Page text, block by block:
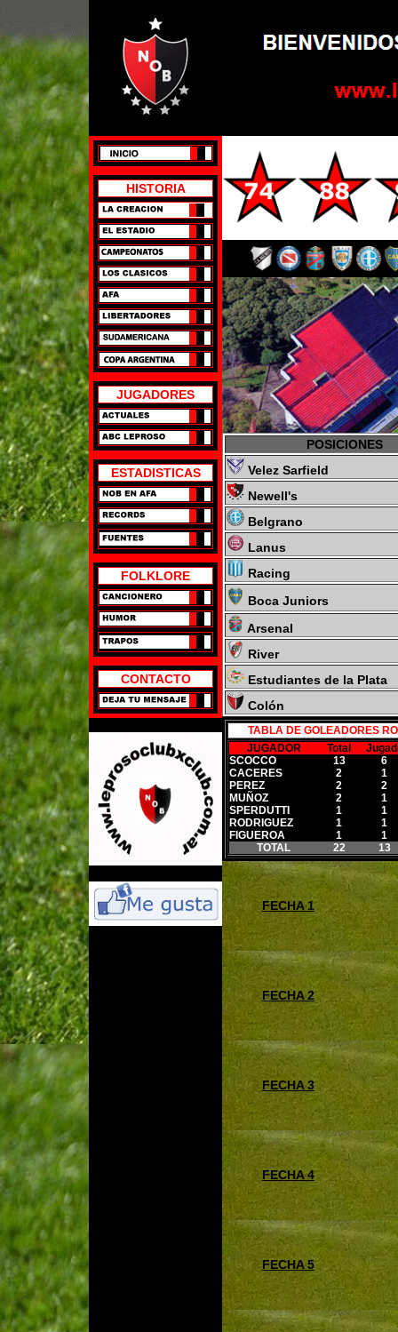
HISTORIA
JUGADORES
ESTADISTICAS
FOLKLORE
CONTACTO
POSICIONES
Velez Sarfield
Newell's
Belgrano
Lanus
Racing
Boca Juniors
Arsenal
River
Estudiantes de la Plata
Colón
TABLA DE GOLEADORES
JUGADOR
Total
SCOCCO
13
6
CACERES
2
1
PEREZ
2
2
MUÑOZ
2
1
SPERDUTTI
1
1
RODRIGUEZ
1
1
FIGUEROA
1
1
TOTAL
22 13
FECHA 1
FECHA 2
FECHA 3
FECHA 4
FECHA 5